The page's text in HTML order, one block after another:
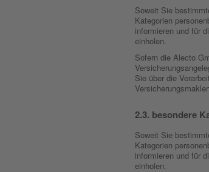
Soweit Sie
Kategorien
informieren und für
einholen.
Sofern die Alecto
Sie über die
besondere
Soweit Sie
Kategorien
informieren und für
einholen.